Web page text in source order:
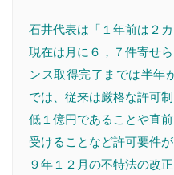
石井代表は「１年前は２
現在は月に６，７件寄せ
ンス取得完了までは半年
では、従来は厳格な許可
低１億円であることや直
受けることなど許可要件
９年１２月の不特法の改